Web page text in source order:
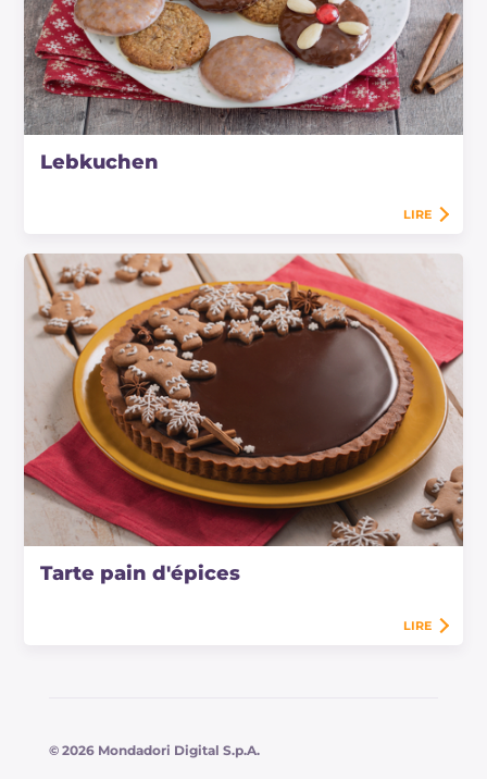
Lebkuchen
LIRE
Tarte pain d'épices
LIRE
© 2026 Mondadori Digital S.p.A.